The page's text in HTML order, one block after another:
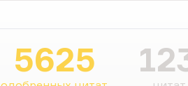
Что касается «Иди и смотри».
зажиревших и не
понимающих, что такое
5625